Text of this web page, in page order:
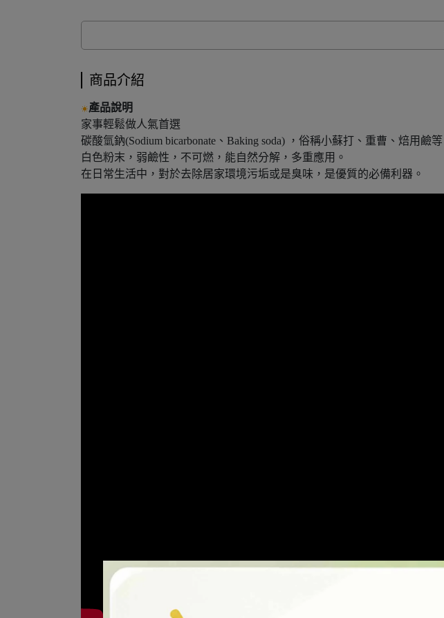
商品介紹
產品說明
家事輕鬆做人氣首選
碳酸氫鈉(Sodium bicarbonate、Baking soda) ，俗稱小蘇打、重曹、焙用鹼等
白色粉末，弱鹼性，不可燃，能自然分解，多重應用。
在日常生活中，對於去除居家環境污垢或是臭味，是優質的必備利器。